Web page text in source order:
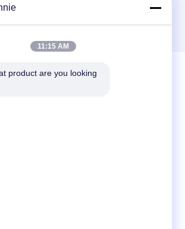
11:15 AM
product are you looking